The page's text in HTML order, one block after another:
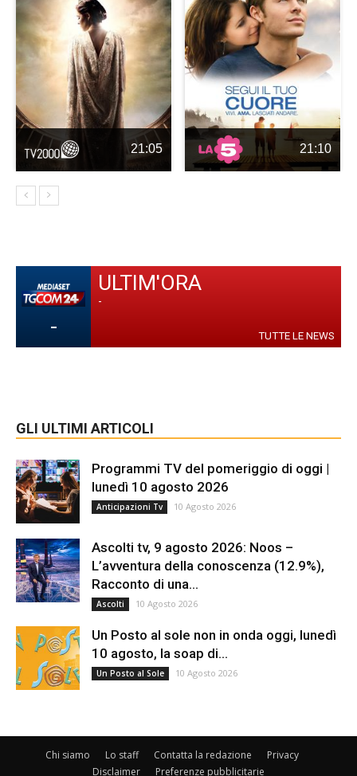
21:05 21:10
-
ULTIM'ORA
-
TUTTE LE NEWS
GLI ULTIMI ARTICOLI
Programmi TV del pomeriggio di oggi |
lunedì 10 agosto 2026
Anticipazioni Tv 10 Agosto 2026
Ascolti tv, 9 agosto 2026: Noos –
L’avventura della conoscenza (12.9%),
Racconto di una...
Ascolti 10 Agosto 2026
Un Posto al sole non in onda oggi, lunedì
10 agosto, la soap di...
Un Posto al Sole 10 Agosto 2026
Chi siamo Lo staff Contatta la redazione
Privacy
Disclaimer
Preferenze pubblicitarie